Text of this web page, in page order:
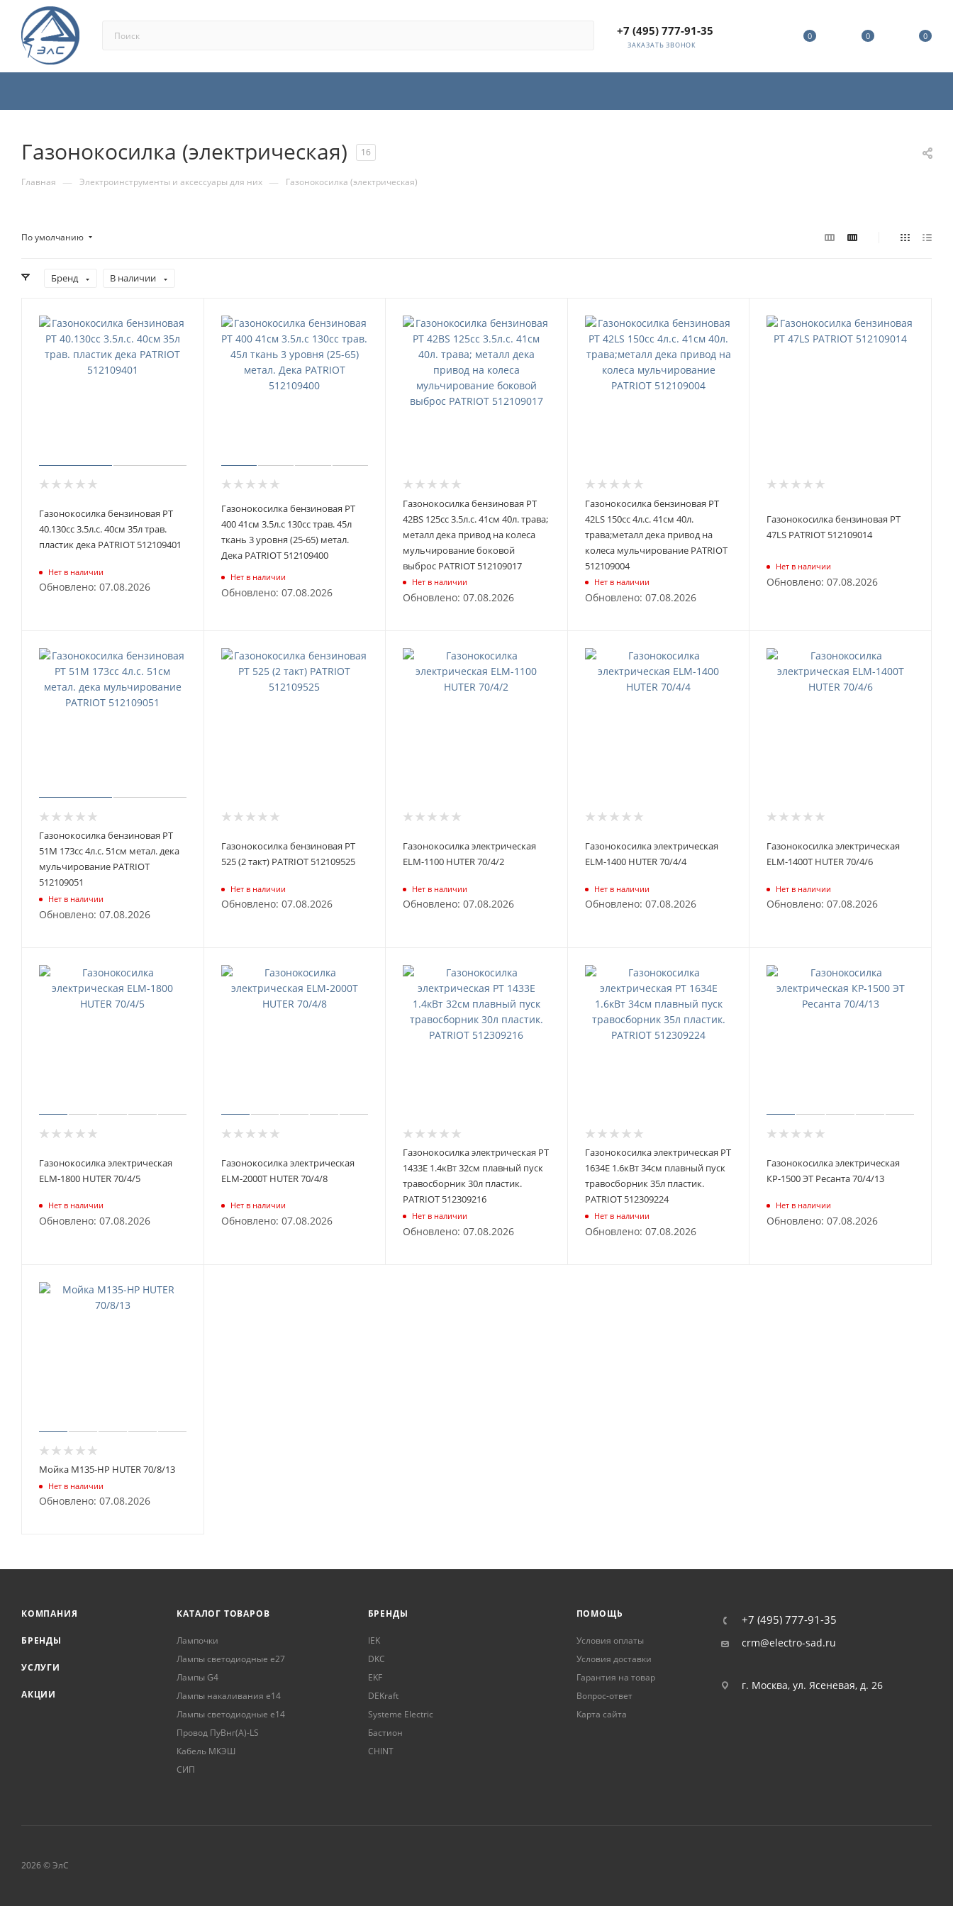
+7 (495) 777-91-35
ЗАКАЗАТЬ ЗВОНОК
0 0 0
Газонокосилка (электрическая) 16
Главная — Электроинструменты и аксессуары для них — Газонокосилка (электрическая)
По умолчанию
Бренд В наличии
Газонокосилка бензиновая PT
40.130сс 3.5л.с. 40см 35л трав.
пластик дека PATRIOT 512109401
Нет в наличии
Обновлено: 07.08.2026
Газонокосилка бензиновая PT
400 41см 3.5л.с 130сс трав. 45л
ткань 3 уровня (25-65) метал.
Дека PATRIOT 512109400
Нет в наличии
Обновлено: 07.08.2026
Газонокосилка бензиновая PT
42BS 125сс 3.5л.с. 41см 40л. трава;
металл дека привод на колеса
мульчирование боковой
выброс PATRIOT 512109017
Нет в наличии
Обновлено: 07.08.2026
Газонокосилка бензиновая PT
42LS 150сс 4л.с. 41см 40л.
трава;металл дека привод на
колеса мульчирование PATRIOT
512109004
Нет в наличии
Обновлено: 07.08.2026
Газонокосилка бензиновая PT
47LS PATRIOT 512109014
Нет в наличии
Обновлено: 07.08.2026
Газонокосилка бензиновая PT
51M 173сс 4л.с. 51см метал. дека
мульчирование PATRIOT
512109051
Нет в наличии
Обновлено: 07.08.2026
Газонокосилка бензиновая PT
525 (2 такт) PATRIOT 512109525
Нет в наличии
Обновлено: 07.08.2026
Газонокосилка электрическая
ELM-1100 HUTER 70/4/2
Нет в наличии
Обновлено: 07.08.2026
Газонокосилка электрическая
ELM-1400 HUTER 70/4/4
Нет в наличии
Обновлено: 07.08.2026
Газонокосилка электрическая
ELM-1400Т HUTER 70/4/6
Нет в наличии
Обновлено: 07.08.2026
Газонокосилка электрическая
ELM-1800 HUTER 70/4/5
Нет в наличии
Обновлено: 07.08.2026
Газонокосилка электрическая
ELM-2000T HUTER 70/4/8
Нет в наличии
Обновлено: 07.08.2026
Газонокосилка электрическая PT
1433E 1.4кВт 32см плавный пуск
травосборник 30л пластик.
PATRIOT 512309216
Нет в наличии
Обновлено: 07.08.2026
Газонокосилка электрическая PT
1634E 1.6кВт 34см плавный пуск
травосборник 35л пластик.
PATRIOT 512309224
Нет в наличии
Обновлено: 07.08.2026
Газонокосилка электрическая
КР-1500 ЭТ Ресанта 70/4/13
Нет в наличии
Обновлено: 07.08.2026
Мойка M135-HP HUTER 70/8/13
Нет в наличии
Обновлено: 07.08.2026
КОМПАНИЯ
БРЕНДЫ
УСЛУГИ
АКЦИИ
КАТАЛОГ ТОВАРОВ
Лампочки
Лампы светодиодные е27
Лампы G4
Лампы накаливания е14
Лампы светодиодные е14
Провод ПуВнг(А)-LS
Кабель МКЭШ
СИП
БРЕНДЫ
IEK
DKC
EKF
DEKraft
Systeme Electric
Бастион
CHINT
ПОМОЩЬ
Условия оплаты
Условия доставки
Гарантия на товар
Вопрос-ответ
Карта сайта
+7 (495) 777-91-35
crm@electro-sad.ru
г. Москва, ул. Ясеневая, д. 26
2026 © ЭлС